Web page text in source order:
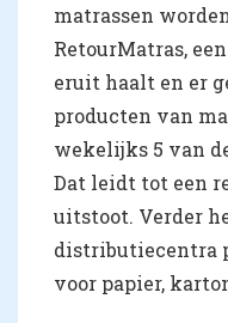
matrassen
RetourMatras,
eruit haalt en er
producten van
wekelijks 5 van
Dat leidt tot een
uitstoot. Verder
distributiecentra
voor papier,